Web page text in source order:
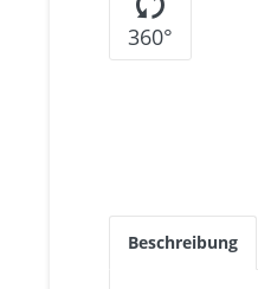
360°
Beschreibung